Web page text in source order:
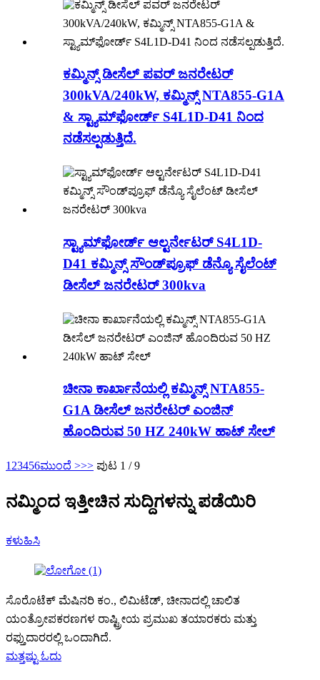
ಕಮ್ಮಿನ್ಸ್ ಡೀಸೆಲ್ ಪವರ್ ಜನರೇಟರ್
300kVA/240kW, ಕಮ್ಮಿನ್ಸ್ NTA855-G1A
& ಸ್ಟ್ಯಾಮ್‌ಫೋರ್ಡ್ S4L1D-D41 ನಿಂದ
ನಡೆಸಲ್ಪಡುತ್ತಿದೆ.
ಸ್ಟ್ಯಾಮ್‌ಫೋರ್ಡ್ ಆಲ್ಟರ್ನೇಟರ್ S4L1D-
D41 ಕಮ್ಮಿನ್ಸ್ ಸೌಂಡ್‌ಪ್ರೂಫ್ ಡೆನ್ಯೊ ಸೈಲೆಂಟ್
ಡೀಸೆಲ್ ಜನರೇಟರ್ 300kva
ಚೀನಾ ಕಾರ್ಖಾನೆಯಲ್ಲಿ ಕಮ್ಮಿನ್ಸ್ NTA855-
G1A ಡೀಸೆಲ್ ಜನರೇಟರ್ ಎಂಜಿನ್
ಹೊಂದಿರುವ 50 HZ 240kW ಹಾಟ್ ಸೇಲ್
1 23456ಮುಂದೆ >>> ಪುಟ 1 / 9
ನಮ್ಮಿಂದ ಇತ್ತೀಚಿನ ಸುದ್ದಿಗಳನ್ನು ಪಡೆಯಿರಿ
ಕಳುಹಿಸಿ
ಸೊರೊಟೆಕ್ ಮೆಷಿನರಿ ಕಂ., ಲಿಮಿಟೆಡ್, ಚೀನಾದಲ್ಲಿ ಚಾಲಿತ
ಯಂತ್ರೋಪಕರಣಗಳ ರಾಷ್ಟ್ರೀಯ ಪ್ರಮುಖ ತಯಾರಕರು ಮತ್ತು
ರಫ್ತುದಾರರಲ್ಲಿ ಒಂದಾಗಿದೆ.
ಮತ್ತಷ್ಟು ಓದು